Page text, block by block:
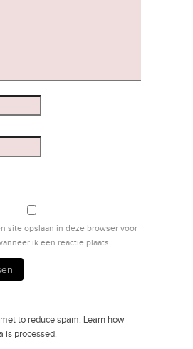
site opslaan in deze browser voor
ik een reactie plaats.
to reduce spam. Learn how
is processed.